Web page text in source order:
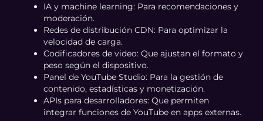
IA y machine learning: Para recomendaciones y
moderación.
Redes de distribución CDN: Para optimizar la
velocidad de carga.
Codificadores de video: Que ajustan el formato y
peso según el dispositivo.
Panel de YouTube Studio: Para la gestión de
contenido, estadísticas y monetización.
APIs para desarrolladores: Que permiten
integrar funciones de YouTube en apps externas.